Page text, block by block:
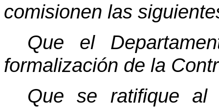
comisionen las
Que el
formalización de la
Que se ratifique al